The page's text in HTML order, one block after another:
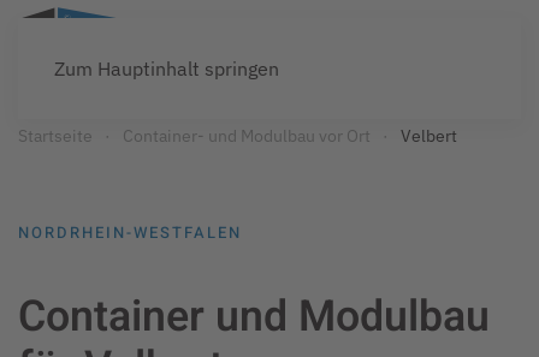
Zum Hauptinhalt springen
Startseite Container- und Modulbau vor Ort Velbert
NORDRHEIN-WESTFALEN
Container und Modulbau